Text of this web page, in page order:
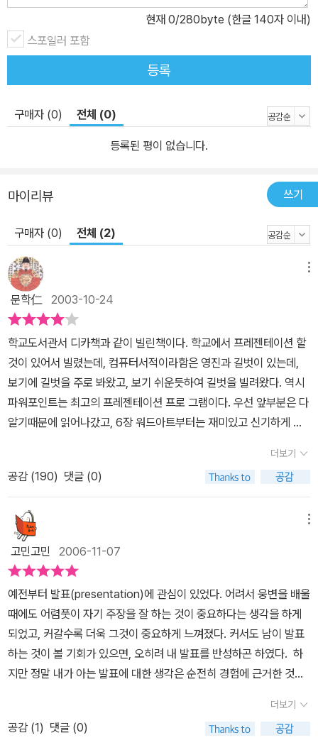
현재 0/280byte (한글 140자 이내)
스포일러 포함
등록
구매자 (0) 전체 (0)
등록된 평이 없습니다.
마이리뷰 쓰기
구매자 (0) 전체 (2)
문학仁 2003-10-24
학교도서관서 디카책과 같이 빌린책이다. 학교에서 프레젠테이션 할
것이 있어서 빌렸는데, 컴퓨터서적이라함은 영진과 길벗이 있는데,
보기에 길벗을 주로 봐왔고, 보기 쉬운듯하여 길벗을 빌려왔다. 역시
파워포인트는 최고의 프레젠테이션 프로 그램이다. 우선 앞부분은 다
알기때문에 읽어나갔고, 6장 워드아트부터는 재미있고 신기하게 읽
는 의외로 쉬운부분인데, 워드에서와 같이 표를 만드는게 아니라 도
형을 이용하여 만드는게 특이했다. 그러나 빌린책이라서 부록으로 따
라온 여러가지를 직접해보지 못해서 아쉬웠다. 하지만 역시 길벗의
무작정따라하기 시리즈는 배우기가 쉬운듯하다. 그렇다고 그냥 무조
건 따라하면 한개도 모르겠다. 그래도 생각하면서 따라해야 하는데...
책이름이 생각하며 따라하기 시리즈가 맞지 않을지.ㅡ.ㅡ어쨋든 타
프로그램에 비해 배우기가 쉬운것은 사실인듯 하다. 물론 고급기능을
익히는것은 조금 헷갈리지만 파워포인트 중급실력되는데 하루면 가
능하다고 생각한다.
더보기
공감 (190) 댓글 (0)
고민고민 2006-11-07
예전부터 발표(presentation)에 관심이 있었다. 어려서 웅변을 배울
때에도 어렴풋이 자기 주장을 잘 하는 것이 중요하다는 생각을 하게
되었고, 커갈수록 더욱 그것이 중요하게 느껴졌다. 커서도 남이 발표
하는 것이 볼 기회가 있으면, 오히려 내 발표를 반성하곤 하였다. 하
지만 정말 내가 아는 발표에 대한 생각은 순전히 경험에 근거한 것이
그 중에서 첫 번째이다. 물론 파워포인트를 써 본지 꽤 오래 되었지만,
초보용 책자를 먼저 읽기로 마음먹었다. 나처럼 경험으로 배운 사람
더보기
공감 (1) 댓글 (0)